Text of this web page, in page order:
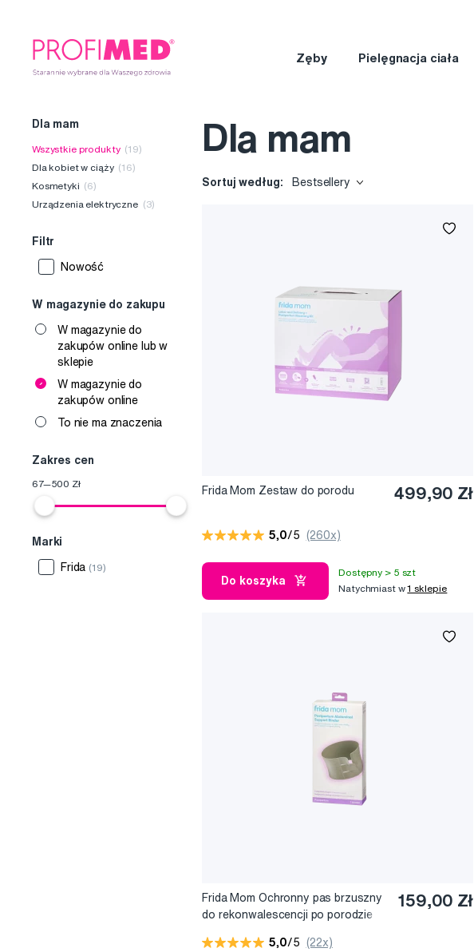
Zęby Pielęgnacja ciała
Dla mam
Wszystkie produkty (19)
Dla kobiet w ciąży (16)
Kosmetyki (6)
Urządzenia elektryczne (3)
Filtr
Nowość
W magazynie do zakupu
W magazynie do
zakupów online lub w
sklepie
W magazynie do
zakupów online
To nie ma znaczenia
Zakres cen
67—500 Zł
Marki
Frida (19)
Dla mam
Sortuj według: Bestsellery
Frida Mom Zestaw do porodu 499,90 Zł
5,0/5 (260x)
Do koszyka
Dostępny > 5 szt
Natychmiast w1 sklepie
Frida Mom Ochronny pas brzuszny
do rekonwalescencji po porodzie
159,00 Zł
5,0/5 (22x)